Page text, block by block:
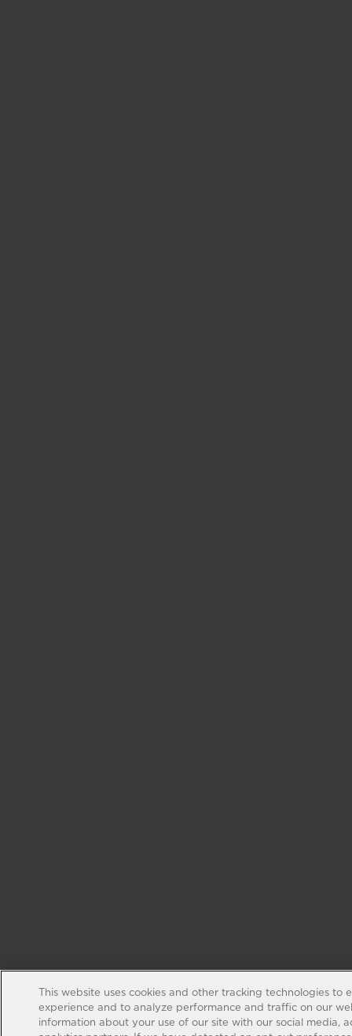
This website uses cookies and other tracking technologies to
experience and to analyze performance and traffic on our
information about your use of our site with our social media,